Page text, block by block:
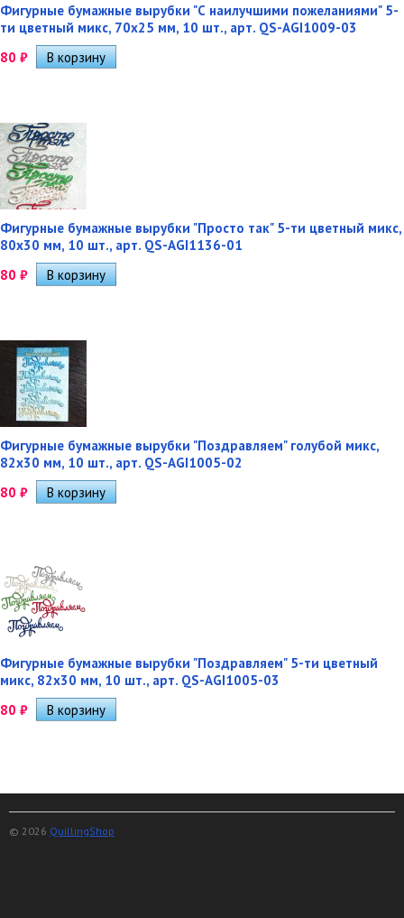
Фигурные бумажные вырубки "С наилучшими пожеланиями" 5-
ти цветный микс, 70х25 мм, 10 шт., арт. QS-AGI1009-03
80 ₽
Фигурные бумажные вырубки "Просто так" 5-ти цветный микс,
80х30 мм, 10 шт., арт. QS-AGI1136-01
80 ₽
Фигурные бумажные вырубки "Поздравляем" голубой микс,
82х30 мм, 10 шт., арт. QS-AGI1005-02
80 ₽
Фигурные бумажные вырубки "Поздравляем" 5-ти цветный
микс, 82х30 мм, 10 шт., арт. QS-AGI1005-03
80 ₽
© 2026 QuillingShop